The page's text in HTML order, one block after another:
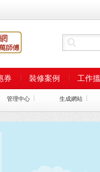
券 裝修案例 工作
管理中心 生成網站